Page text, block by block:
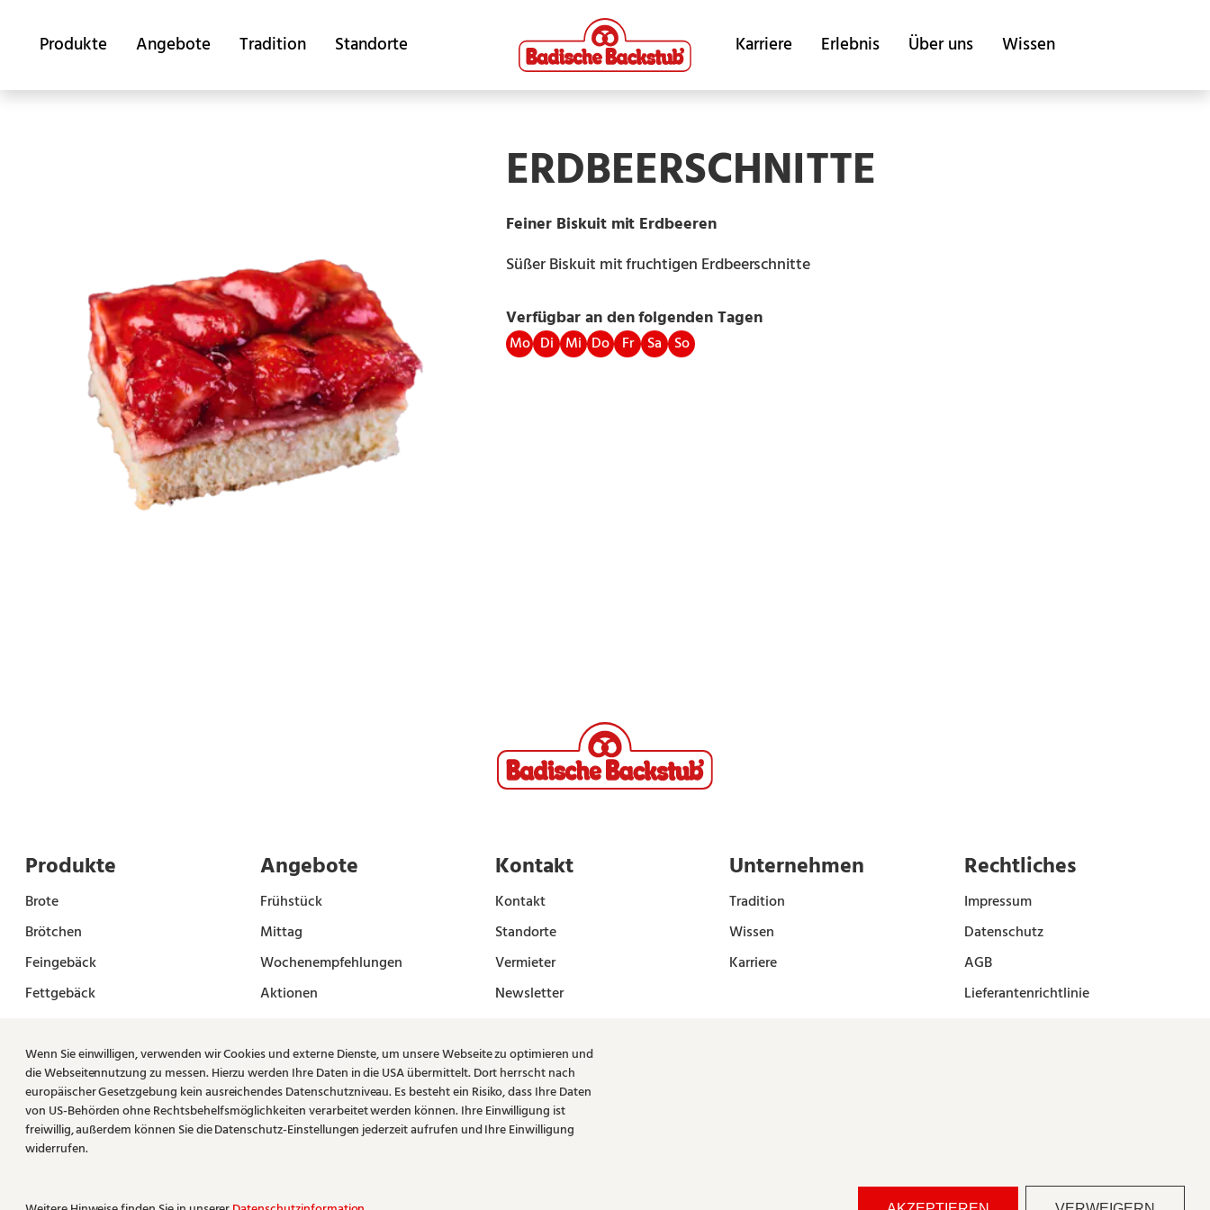
Produkte Angebote Tradition Standorte Karriere Erlebnis Über uns Wissen
ERDBEERSCHNITTE
Feiner Biskuit mit Erdbeeren
Süßer Biskuit mit fruchtigen Erdbeerschnitte
Verfügbar an den folgenden Tagen
Mo Di Mi Do Fr Sa So
Produkte
Brote
Brötchen
Feingebäck
Fettgebäck
Vorbestellung
Angebote
Frühstück
Mittag
Wochenempfehlungen
Aktionen
Kontakt
Kontakt
Standorte
Vermieter
Newsletter
Unternehmen
Tradition
Wissen
Karriere
Rechtliches
Impressum
Datenschutz
AGB
Lieferantenrichtlinie
Wenn Sie einwilligen, verwenden wir Cookies und externe Dienste, um unsere Webseite zu optimieren und
die Webseitennutzung zu messen. Hierzu werden Ihre Daten in die USA übermittelt. Dort herrscht nach
europäischer Gesetzgebung kein ausreichendes Datenschutzniveau. Es besteht ein Risiko, dass Ihre Daten
von US-Behörden ohne Rechtsbehelfsmöglichkeiten verarbeitet werden können. Ihre Einwilligung ist
freiwillig, außerdem können Sie die Datenschutz-Einstellungen jederzeit aufrufen und Ihre Einwilligung
widerrufen.